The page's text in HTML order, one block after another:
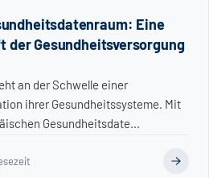
Eine
der Gesundheitsversorgung
an der Schwelle einer
ihrer Gesundheitssysteme. Mit
Gesundheitsdate...